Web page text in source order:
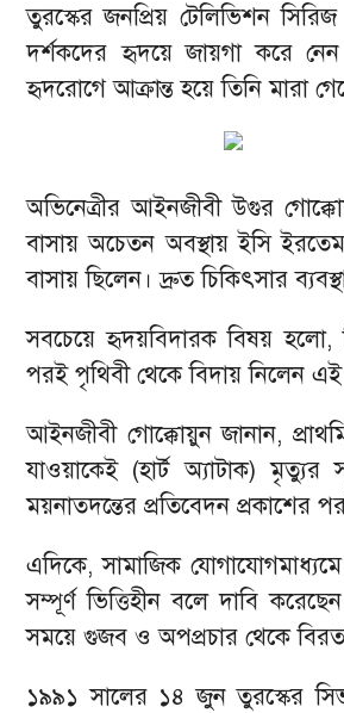
তুরস্কের জনপ্রিয় টেলিভিশন
দর্শকদের হৃদয়ে জায়গা করে
হৃদরোগে আক্রান্ত হয়ে তিনি মারা
অভিনেত্রীর আইনজীবী উগুর
বাসায় অচেতন অবস্থায় ইসি
বাসায় ছিলেন। দ্রুত চিকিৎসার
সবচেয়ে হৃদয়বিদারক বিষয়
পরই পৃথিবী থেকে বিদায় নিলেন এই
আইনজীবী গোক্কোয়ুন জানান,
যাওয়াকেই (হার্ট অ্যাটাক) মৃত্যুর
ময়নাতদন্তের প্রতিবেদন প্রকাশের
এদিকে, সামাজিক
সম্পূর্ণ ভিত্তিহীন বলে দাবি
সময়ে গুজব ও অপপ্রচার থেকে বিরত
১৯৯১ সালের ১৪ জুন তুরস্কের